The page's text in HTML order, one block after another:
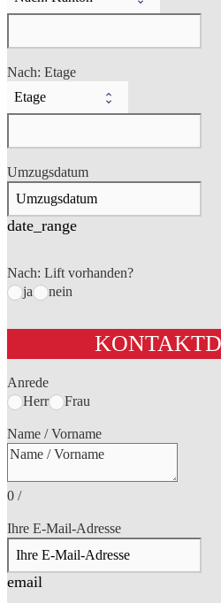
Nach: Etage
Umzugsdatum
date_range
Nach: Lift vorhanden?
ja
nein
Anrede
Herr
Frau
Name / Vorname
0 /
Ihre E-Mail-Adresse
email